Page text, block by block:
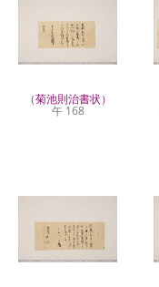
（菊池則治書状）
午 168